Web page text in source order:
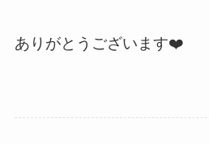
ありがとうございます❤️